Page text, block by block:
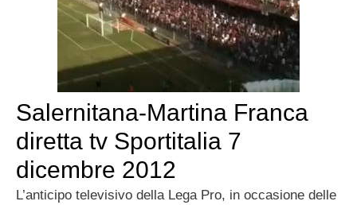
Salernitana-Martina Franca
diretta tv Sportitalia 7
dicembre 2012
L’anticipo televisivo della Lega Pro, in occasione delle